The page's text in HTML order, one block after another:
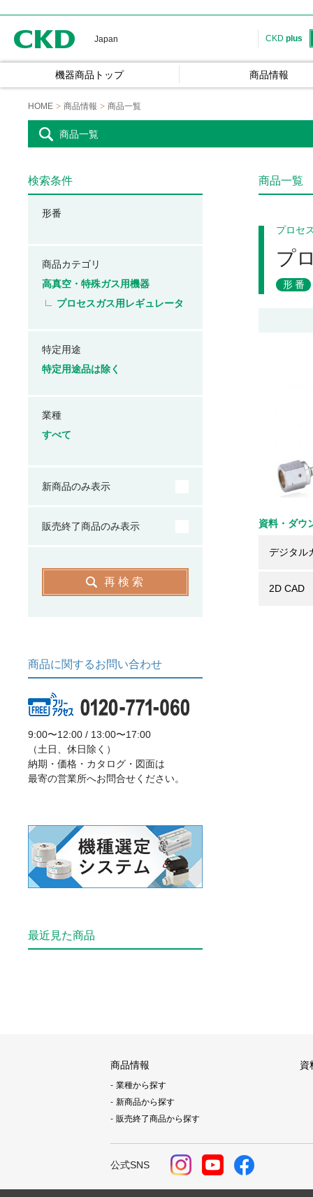
Japan CKD plus
機器商品トップ 商品情報
HOME 商品情報 商品一覧
商品一覧
商品一覧
プロセ
プ
形番
資料・ダウ
デジタル
2D CAD
検索条件
形番
商品カテゴリ
高真空・特殊ガス用機器
プロセスガス用レギュレータ
特定用途
特定用途品は除く
業種
すべて
新商品のみ表示
販売終了商品のみ表示
再検索
商品に関するお問い合わせ
9:00〜12:00 / 13:00〜17:00
（土日、休日除く）
納期・価格・カタログ・図面は
最寄の営業所へお問合せください。
最近見た商品
商品情報
業種から探す
新商品から探す
販売終了商品から探す
資
公式SNS